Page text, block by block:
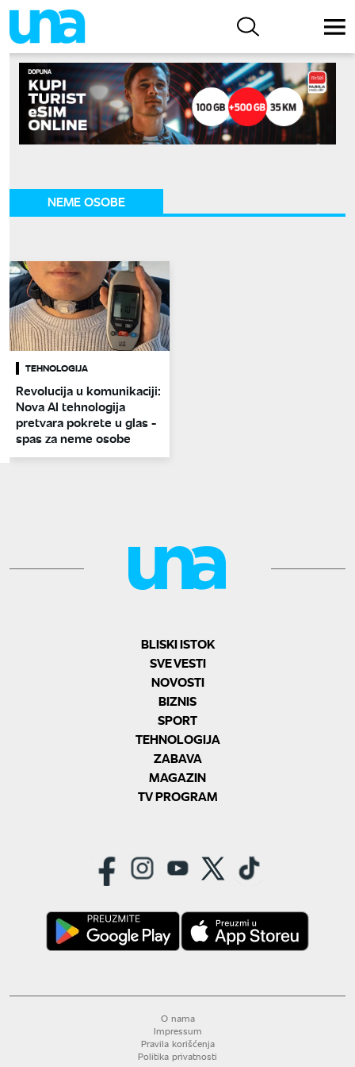
NEME OSOBE
TEHNOLOGIJA
Revolucija u komunikaciji:
Nova AI tehnologija
pretvara pokrete u glas -
spas za neme osobe
BLISKI ISTOK
SVE VESTI
NOVOSTI
BIZNIS
SPORT
TEHNOLOGIJA
ZABAVA
MAGAZIN
TV PROGRAM
O nama
Impressum
Pravila korišćenja
Politika privatnosti